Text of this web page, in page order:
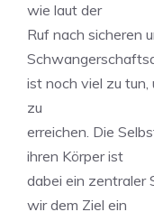
wie laut der
Ruf nach sicheren
ist noch viel zu tun,
zu
erreichen. Die
ihren Körper ist
dabei ein zentraler
wir dem Ziel ein